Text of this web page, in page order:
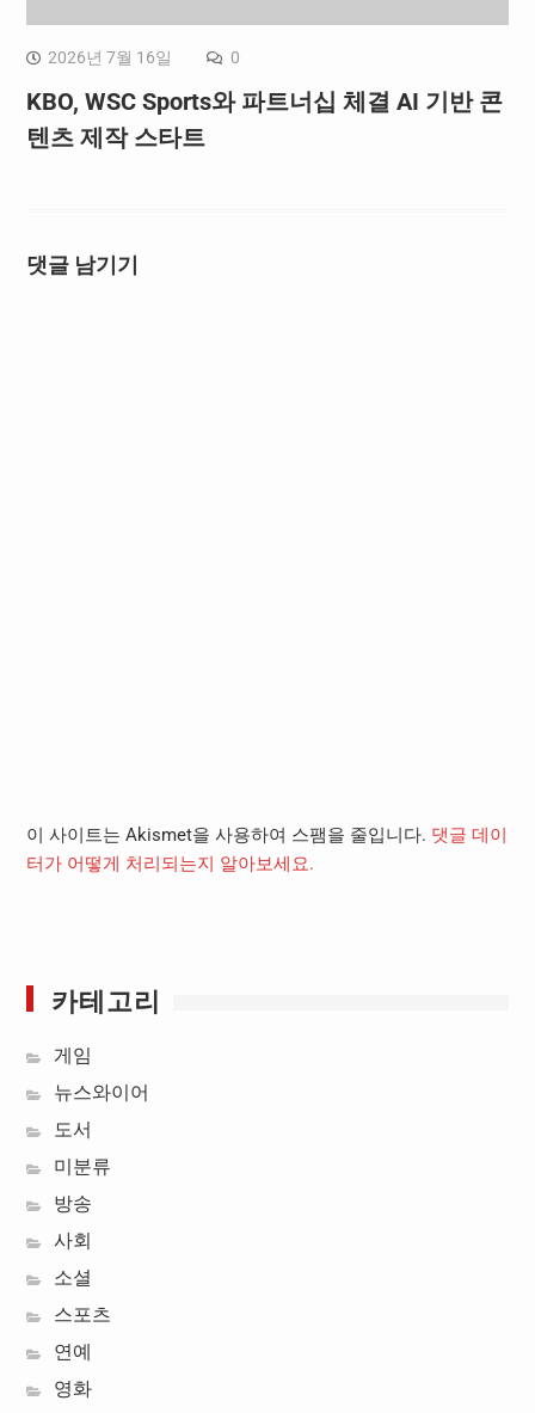
2026년 7월 16일 0
KBO, WSC Sports와 파트너십 체결 AI 기반 콘
텐츠 제작 스타트
댓글 남기기
이 사이트는 Akismet을 사용하여 스팸을 줄입니다. 댓글 데이
터가 어떻게 처리되는지 알아보세요.
카테고리
게임
뉴스와이어
도서
미분류
방송
사회
소셜
스포츠
연예
영화